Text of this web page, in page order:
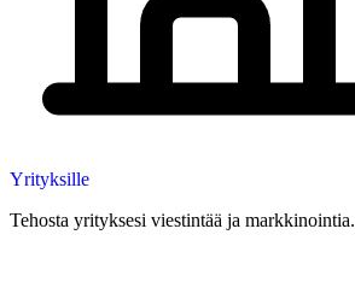
Yrityksille
Tehosta yrityksesi viestintää ja markkinointia.